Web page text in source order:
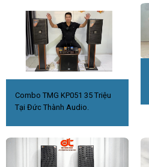
Combo TMG KP051 35 Triệu
Tại Đức Thành Audio.